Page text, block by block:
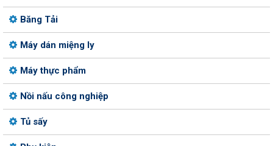
Băng Tải
Máy dán miệng ly
Máy thực phẩm
Nồi nấu công nghiệp
Tủ sấy